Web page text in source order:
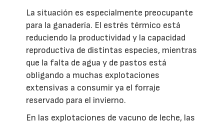
La situación es especialmente preocupante
para la ganadería. El estrés térmico está
reduciendo la productividad y la capacidad
reproductiva de distintas especies, mientras
que la falta de agua y de pastos está
obligando a muchas explotaciones
extensivas a consumir ya el forraje
reservado para el invierno.
En las explotaciones de vacuno de leche, las